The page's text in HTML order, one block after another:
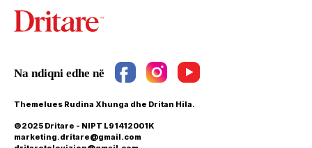
Themelues Rudina Xhunga dhe Dritan Hila.
©2025 Dritare - NIPT L91412001K
marketing.dritare@gmail.com